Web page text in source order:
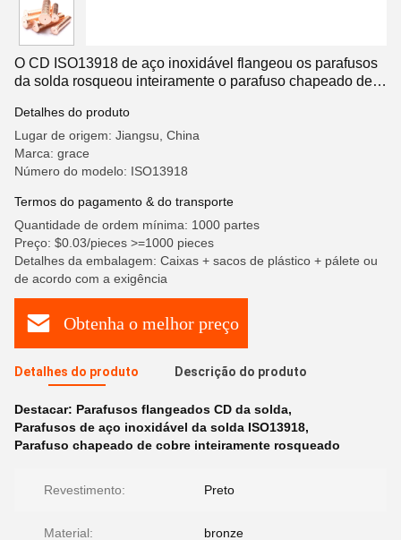
O CD ISO13918 de aço inoxidável flangeou os parafusos
da solda rosqueou inteiramente o parafuso chapeado de
Detalhes do produto
Lugar de origem: Jiangsu, China
Marca: grace
Número do modelo: ISO13918
Termos do pagamento & do transporte
Quantidade de ordem mínima: 1000 partes
Preço: $0.03/pieces >=1000 pieces
Detalhes da embalagem: Caixas + sacos de plástico + pálete ou
de acordo com a exigência
Obtenha o melhor preço
Detalhes do produto Descrição do produto
Destacar: Parafusos flangeados CD da solda,
Parafusos de aço inoxidável da solda ISO13918,
Parafuso chapeado de cobre inteiramente rosqueado
Revestimento: Preto
Material: bronze